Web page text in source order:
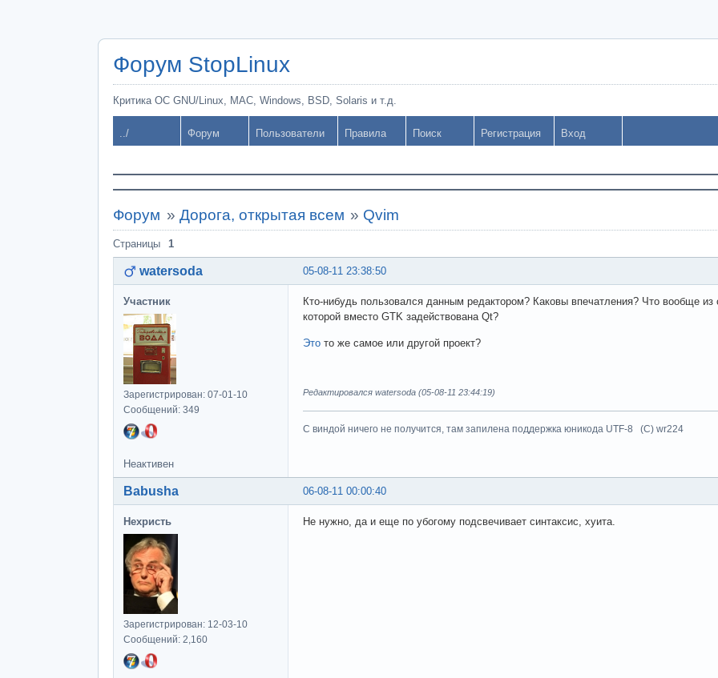
Форум StopLinux
Критика ОС GNU/Linux, MAC, Windows, BSD, Solaris и т.д.
../ Форум Пользователи Правила Поиск Регистрация Вход
Форум » Дорога, открытая всем » Qvim
Страницы 1
05-08-11 23:38:50
watersoda
Участник
Зарегистрирован: 07-01-10
Сообщений: 349
Кто-нибудь пользовался данным редактором? Каковы впечатления? Что вообще
которой вместо GTK задействована Qt?
Это то же самое или другой проект?
Редактировался watersoda (05-08-11 23:44:19)
С виндой ничего не получится, там запилена поддержка юникода UTF-8 (C) wr224
Неактивен
06-08-11 00:00:40
Babusha
Нехристь
Зарегистрирован: 12-03-10
Сообщений: 2,160
Не нужно, да и еще по убогому подсвечивает синтаксис, хуита.